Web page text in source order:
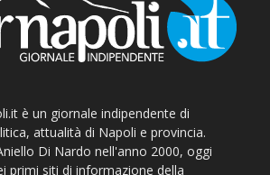
è un giornale indipendente di
attualità di Napoli e provincia.
Di Nardo nell'anno 2000, oggi
primi siti di informazione della